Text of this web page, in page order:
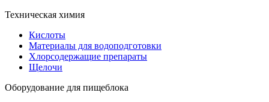
Техническая химия
Кислоты
Материалы для водоподготовки
Хлорсодержащие препараты
Щелочи
Оборудование для пищеблока